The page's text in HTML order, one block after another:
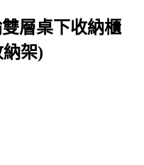
層桌下收納櫃
架)